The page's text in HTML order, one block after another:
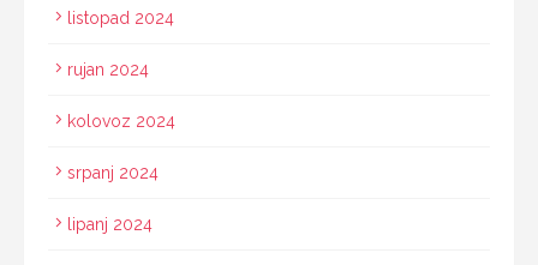
listopad 2024
rujan 2024
kolovoz 2024
srpanj 2024
lipanj 2024